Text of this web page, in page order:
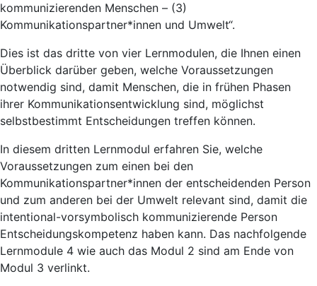
kommunizierenden Menschen – (3)
Kommunikationspartner*innen und Umwelt“.
Dies ist das dritte von vier Lernmodulen, die Ihnen einen
Überblick darüber geben, welche Voraussetzungen
notwendig sind, damit Menschen, die in frühen Phasen
ihrer Kommunikationsentwicklung sind, möglichst
selbstbestimmt Entscheidungen treffen können.
In diesem dritten Lernmodul erfahren Sie, welche
Voraussetzungen zum einen bei den
Kommunikationspartner*innen der entscheidenden Person
und zum anderen bei der Umwelt relevant sind, damit die
intentional-vorsymbolisch kommunizierende Person
Entscheidungskompetenz haben kann. Das nachfolgende
Lernmodule 4 wie auch das Modul 2 sind am Ende von
Modul 3 verlinkt.